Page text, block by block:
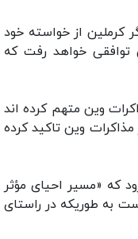
کرملین از خواسته خود
خواهد رفت که
وین متهم کرده اند
وین تاکید کرده
که «مسیر احیای مؤثر
به طوریکه در راستای